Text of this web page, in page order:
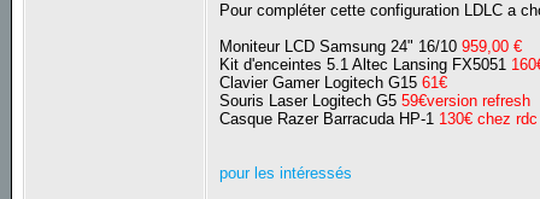
Pour compléter cette configuration LDLC a
Moniteur LCD Samsung 24" 16/10959,00 €
Kit d'enceintes 5.1 Altec Lansing FX5051
Clavier Gamer Logitech G1561€
Souris Laser Logitech G559€version refresh
Casque Razer Barracuda HP-1 130€ chez
pour les intéressés